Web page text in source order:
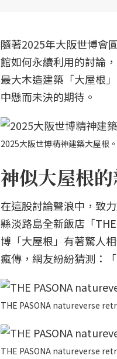
隨著2025年大阪世博會
館如何永續利用的討論
最大木造建築「大屋根
中懸而未決的期待。
2025大阪世博精神建築大屋根
神似大屋根
在這股討論聲浪中，致
縣淡路島全新飯店「
博「大屋根」有著驚人
瘋傳，網友紛紛猜測：
THE PASONA natureverse
THE PASONA natureverse